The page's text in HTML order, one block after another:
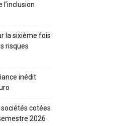
la sixième fois
risques
inédit
sociétés cotées
2026